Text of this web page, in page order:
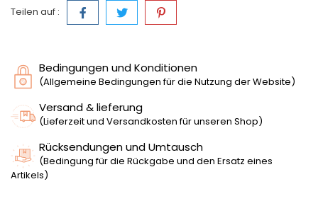
Teilen auf :
Bedingungen und Konditionen
(Allgemeine Bedingungen für die Nutzung der Website)
Versand & lieferung
(Lieferzeit und Versandkosten für unseren Shop)
Rücksendungen und Umtausch
(Bedingung für die Rückgabe und den Ersatz eines
Artikels)